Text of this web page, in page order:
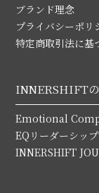
ブランド理念
プライバシーポリ
特定商取引法に基
INNERSHIFT
Emotional
EQリーダーシッ
INNERSHIFT